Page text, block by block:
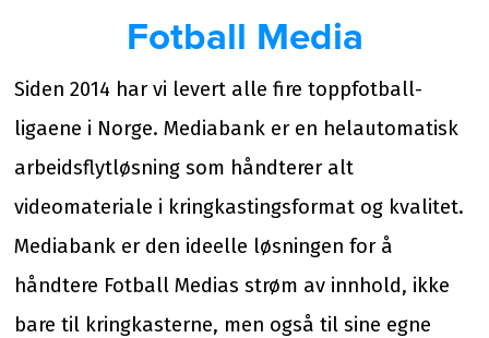
Fotball Media
Siden 2014 har vi levert alle fire toppfotball-
ligaene i Norge. Mediabank er en helautomatisk
arbeidsflytløsning som håndterer alt
videomateriale i kringkastingsformat og kvalitet.
Mediabank er den ideelle løsningen for å
håndtere Fotball Medias strøm av innhold, ikke
bare til kringkasterne, men også til sine egne